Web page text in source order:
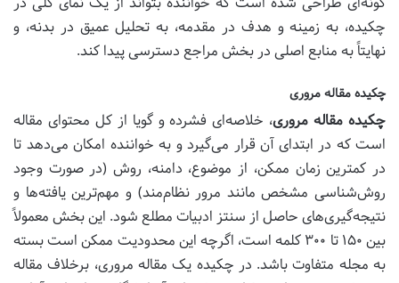
چکیده، به زمینه و هدف در مقدمه، به تحلیل عمیق در بدنه، و
نهایتاً به منابع اصلی در بخش مراجع دسترسی پیدا کند.
چکیده مقاله مروری
چکیده مقاله مروری، خلاصه‌ای فشرده و گویا از کل محتوای مقاله
است که در ابتدای آن قرار می‌گیرد و به خواننده امکان می‌دهد تا
در کمترین زمان ممکن، از موضوع، دامنه، روش (در صورت وجود
روش‌شناسی مشخص مانند مرور نظام‌مند) و مهم‌ترین یافته‌ها و
نتیجه‌گیری‌های حاصل از سنتز ادبیات مطلع شود. این بخش معمولاً
بین ۱۵۰ تا ۳۰۰ کلمه است، اگرچه این محدودیت ممکن است بسته
به مجله متفاوت باشد. در چکیده یک مقاله مروری، برخلاف مقاله